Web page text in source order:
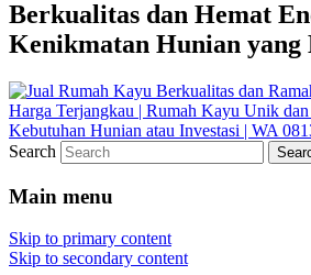
Berkualitas dan Hemat
Kenikmatan Hunian yang
Search
Main menu
Skip to primary content
Skip to secondary content